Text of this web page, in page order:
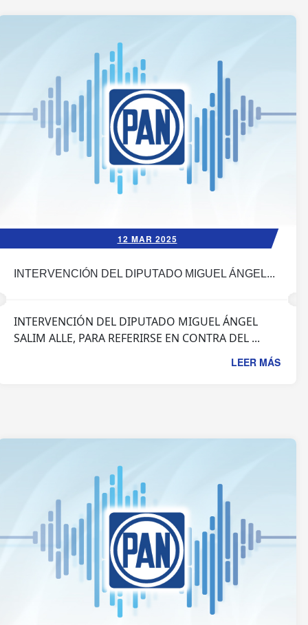
12 MAR 2025
INTERVENCIÓN DEL DIPUTADO MIGUEL ÁNGEL...
INTERVENCIÓN DEL DIPUTADO MIGUEL ÁNGEL
SALIM ALLE, PARA REFERIRSE EN CONTRA DEL ...
LEER MÁS